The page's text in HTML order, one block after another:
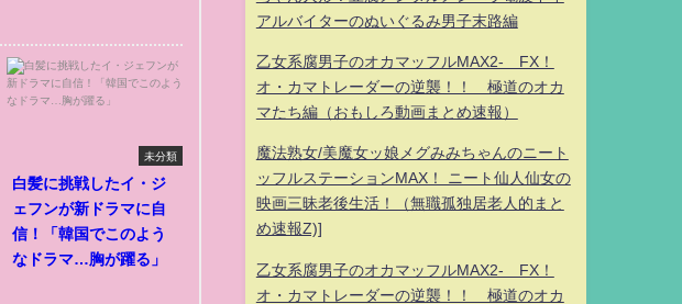
未分類
白髪に挑戦したイ・ジ
ェフンが新ドラマに自
信！「韓国でこのよう
なドラマ…胸が躍る」
アルバイターのぬいぐるみ男子末路編
乙女系腐男子のオカマッフルMAX2- FX！
オ・カマトレーダーの逆襲！！ 極道のオカ
マたち編（おもしろ動画まとめ速報）
魔法熟女/美魔女ッ娘メグみみちゃんのニート
ッフルステーションMAX！ ニート仙人仙女の
映画三昧老後生活！（無職孤独居老人的まと
め速報Z)]
乙女系腐男子のオカマッフルMAX2- FX！
オ・カマトレーダーの逆襲！！ 極道のオカ